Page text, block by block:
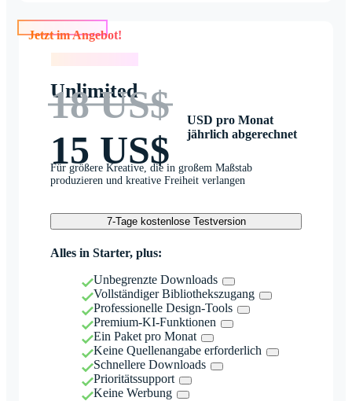
Jetzt im Angebot!
Unlimited
18 US$
15 US$
USD pro Monat
jährlich abgerechnet
Für größere Kreative, die in großem Maßstab
produzieren und kreative Freiheit verlangen
7-Tage kostenlose Testversion
Alles in Starter, plus:
Unbegrenzte Downloads
Vollständiger Bibliothekszugang
Professionelle Design-Tools
Premium-KI-Funktionen
Ein Paket pro Monat
Keine Quellenangabe erforderlich
Schnellere Downloads
Prioritätssupport
Keine Werbung